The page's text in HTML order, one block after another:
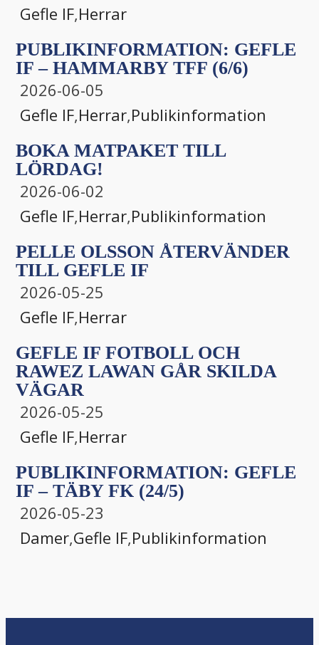
Gefle IF,Herrar
PUBLIKINFORMATION: GEFLE
IF – HAMMARBY TFF (6/6)
2026-06-05
Gefle IF,Herrar,Publikinformation
BOKA MATPAKET TILL
LÖRDAG!
2026-06-02
Gefle IF,Herrar,Publikinformation
PELLE OLSSON ÅTERVÄNDER
TILL GEFLE IF
2026-05-25
Gefle IF,Herrar
GEFLE IF FOTBOLL OCH
RAWEZ LAWAN GÅR SKILDA
VÄGAR
2026-05-25
Gefle IF,Herrar
PUBLIKINFORMATION: GEFLE
IF – TÄBY FK (24/5)
2026-05-23
Damer,Gefle IF,Publikinformation